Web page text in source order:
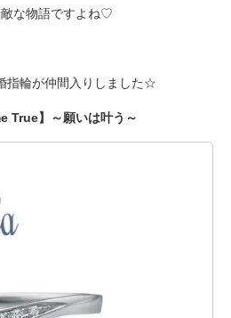
な物語ですよね♡
指輪が仲間入りしました☆
True】～願いは叶う～